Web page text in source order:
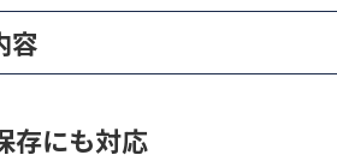
容
存にも対応